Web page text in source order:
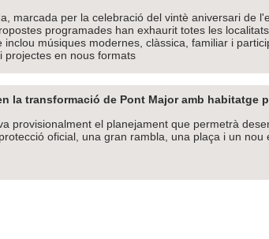
marcada per la celebració del vintè aniversari de
programades han exhaurit totes les
músiques modernes, clàssica, familiar i
projectes en nous formats
la transformació de Pont Major amb
provisionalment el planejament que permetrà
oficial, una gran rambla, una plaça i un nou